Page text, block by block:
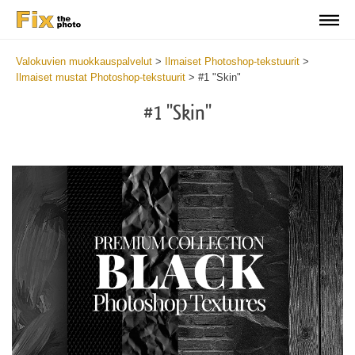
Valokuvien muokkauspalvelut > Ilmaiset Photoshop-tekstuurit >
Ilmaiset mustat Photoshop-tekstuurit > #1 "Skin"
#1 "Skin"